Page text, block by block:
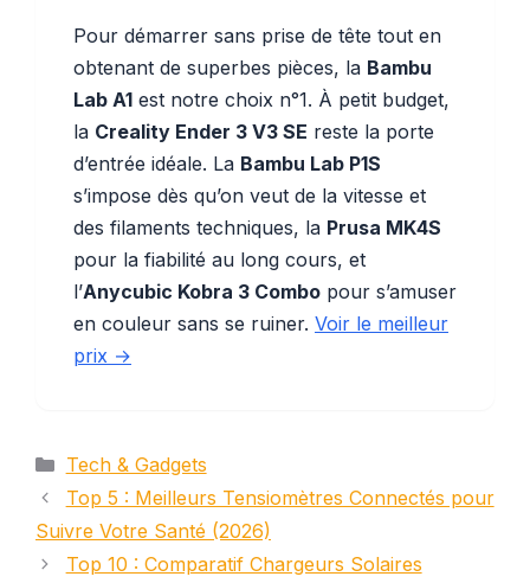
Pour démarrer sans prise de tête tout en
obtenant de superbes pièces, la Bambu
Lab A1 est notre choix n°1. À petit budget,
la Creality Ender 3 V3 SE reste la porte
d’entrée idéale. La Bambu Lab P1S
s’impose dès qu’on veut de la vitesse et
des filaments techniques, la Prusa MK4S
pour la fiabilité au long cours, et
l’Anycubic Kobra 3 Combo pour s’amuser
en couleur sans se ruiner. Voir le meilleur
prix →
Catégories
Tech & Gadgets
Top 5 : Meilleurs Tensiomètres Connectés pour
Suivre Votre Santé (2026)
Top 10 : Comparatif Chargeurs Solaires